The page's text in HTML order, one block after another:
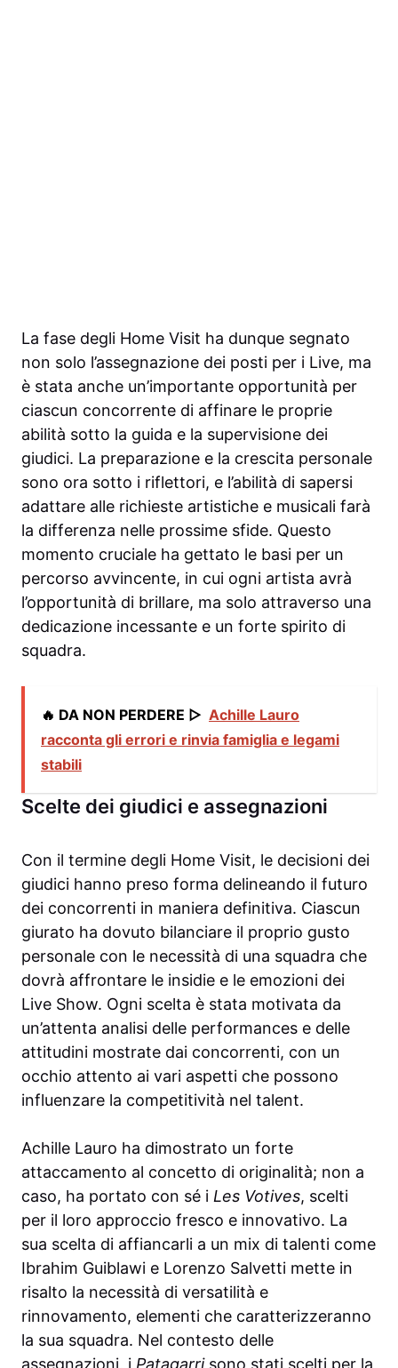
La fase degli Home Visit ha dunque segnato
non solo l’assegnazione dei posti per i Live, ma
è stata anche un’importante opportunità per
ciascun concorrente di affinare le proprie
abilità sotto la guida e la supervisione dei
giudici. La preparazione e la crescita personale
sono ora sotto i riflettori, e l’abilità di sapersi
adattare alle richieste artistiche e musicali farà
la differenza nelle prossime sfide. Questo
momento cruciale ha gettato le basi per un
percorso avvincente, in cui ogni artista avrà
l’opportunità di brillare, ma solo attraverso una
dedicazione incessante e un forte spirito di
squadra.
🔥 DA NON PERDERE ▷ Achille Lauro
racconta gli errori e rinvia famiglia e legami
stabili
Scelte dei giudici e assegnazioni
Con il termine degli Home Visit, le decisioni dei
giudici hanno preso forma delineando il futuro
dei concorrenti in maniera definitiva. Ciascun
giurato ha dovuto bilanciare il proprio gusto
personale con le necessità di una squadra che
dovrà affrontare le insidie e le emozioni dei
Live Show. Ogni scelta è stata motivata da
un’attenta analisi delle performances e delle
attitudini mostrate dai concorrenti, con un
occhio attento ai vari aspetti che possono
influenzare la competitività nel talent.
Achille Lauro ha dimostrato un forte
attaccamento al concetto di originalità; non a
caso, ha portato con sé i Les Votives, scelti
per il loro approccio fresco e innovativo. La
sua scelta di affiancarli a un mix di talenti come
Ibrahim Guiblawi e Lorenzo Salvetti mette in
risalto la necessità di versatilità e
rinnovamento, elementi che caratterizzeranno
la sua squadra. Nel contesto delle